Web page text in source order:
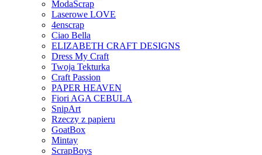
ModaScrap
Laserowe LOVE
4enscrap
Ciao Bella
ELIZABETH CRAFT DESIGNS
Dress My Craft
Twoja Tekturka
Craft Passion
PAPER HEAVEN
Fiori AGA CEBULA
SnipArt
Rzeczy z papieru
GoatBox
Mintay
ScrapBoys